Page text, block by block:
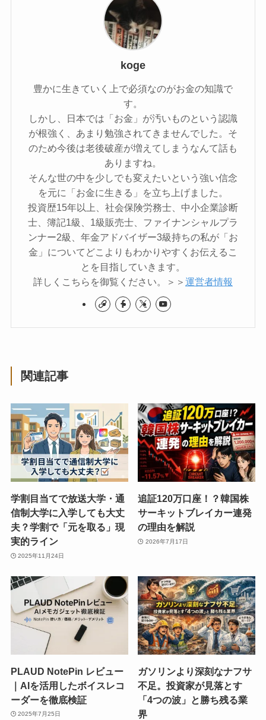
koge
豊かに生きていく上で必須なのがお金の知識で
す。
しかし、日本では「お金」が汚いものという認識
が根強く、あまり勉強されてきませんでした。そ
のため今後は老後破産が増えてしまうなんて話も
ありますね。
そんな世の中を少しでも変えたいという強い信念
を元に「お金に生きる」を立ち上げました。
投資歴15年以上、社会保険労務士、中小企業診断
士、簿記1級、1級販売士、ファイナンシャルプラ
ンナー2級、年金アドバイザー3級持ちの私が「お
金」についてどこよりもわかりやすくお伝えるこ
とを目指していきます。
詳しくこちらを御覧ください。＞＞ 運営者情報
関連記事
学割目当てで放送大学・通
信制大学に入学しても大丈
夫？学割で「元を取る」現
実的ライン
2025年11月24日
追証120万口座！？韓国株
サーキットブレイカー連発
の理由を解説
2026年7月17日
PLAUD NotePin レビュー
｜AIを活用したボイスレコ
ーダーを徹底検証
2025年7月25日
ガソリンより深刻なナフサ
不足。投資家が見落とす
「4つの波」と勝ち残る業
界